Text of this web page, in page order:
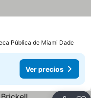
Pública de Miami Dade
Ver precios